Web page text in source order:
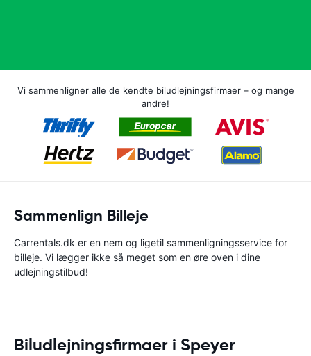
Vi sammenligner alle de kendte biludlejningsfirmaer – og mange
andre!
Sammenlign Billeje
Carrentals.dk er en nem og ligetil sammenligningsservice for
billeje. Vi lægger ikke så meget som en øre oven i dine
udlejningstilbud!
Biludlejningsfirmaer i Speyer